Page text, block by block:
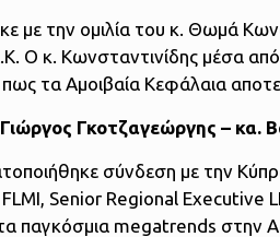
με την ομιλία του κ. Θωμά
Ο κ. Κωνσταντινίδης μέσα
τα Αμοιβαία Κεφάλαια
Γκοτζαγεώργης – κα.
σύνδεση με την
FLMI, Senior Regional
τα παγκόσμια megatrends